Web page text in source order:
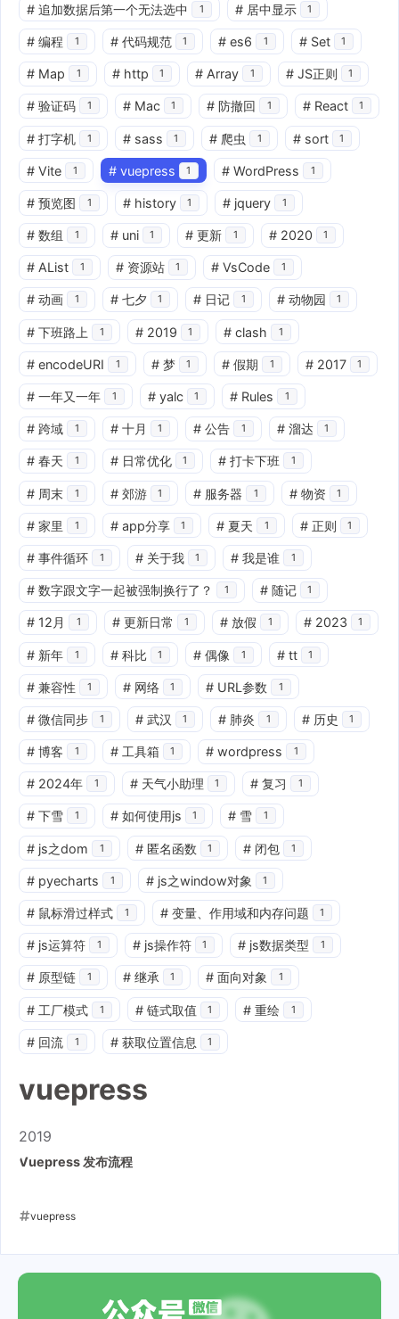
# 追加数据后第一个无法选中 1 # 居中显示 1
# 编程 1 # 代码规范 1 # es6 1 # Set 1
# Map 1 # http 1 # Array 1 # JS正则 1
# 验证码 1 # Mac 1 # 防撤回 1 # React 1
# 打字机 1 # sass 1 # 爬虫 1 # sort 1
# Vite 1 # vuepress 1 # WordPress 1
# 预览图 1 # history 1 # jquery 1
# 数组 1 # uni 1 # 更新 1 # 2020 1
# AList 1 # 资源站 1 # VsCode 1
# 动画 1 # 七夕 1 # 日记 1 # 动物园 1
# 下班路上 1 # 2019 1 # clash 1
# encodeURI 1 # 梦 1 # 假期 1 # 2017 1
# 一年又一年 1 # yalc 1 # Rules 1
# 跨域 1 # 十月 1 # 公告 1 # 溜达 1
# 春天 1 # 日常优化 1 # 打卡下班 1
# 周末 1 # 郊游 1 # 服务器 1 # 物资 1
# 家里 1 # app分享 1 # 夏天 1 # 正则 1
# 事件循环 1 # 关于我 1 # 我是谁 1
# 数字跟文字一起被强制换行了？ 1 # 随记 1
# 12月 1 # 更新日常 1 # 放假 1 # 2023 1
# 新年 1 # 科比 1 # 偶像 1 # tt 1
# 兼容性 1 # 网络 1 # URL参数 1
# 微信同步 1 # 武汉 1 # 肺炎 1 # 历史 1
# 博客 1 # 工具箱 1 # wordpress 1
# 2024年 1 # 天气小助理 1 # 复习 1
# 下雪 1 # 如何使用js 1 # 雪 1
# js之dom 1 # 匿名函数 1 # 闭包 1
# pyecharts 1 # js之window对象 1
# 鼠标滑过样式 1 # 变量、作用域和内存问题 1
# js运算符 1 # js操作符 1 # js数据类型 1
# 原型链 1 # 继承 1 # 面向对象 1
# 工厂模式 1 # 链式取值 1 # 重绘 1
# 回流 1 # 获取位置信息 1
vuepress
2019
Vuepress 发布流程
vuepress